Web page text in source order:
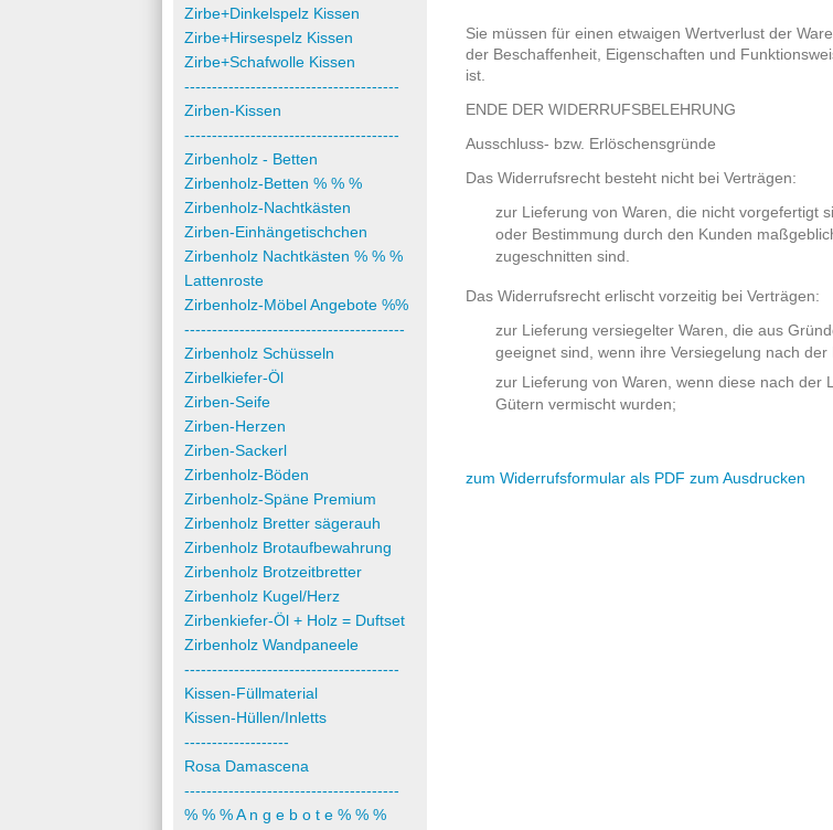
Zirbe+Dinkelspelz Kissen
Zirbe+Hirsespelz Kissen
Zirbe+Schafwolle Kissen
---------------------------------------
Zirben-Kissen
---------------------------------------
Zirbenholz - Betten
Zirbenholz-Betten % % %
Zirbenholz-Nachtkästen
Zirben-Einhängetischchen
Zirbenholz Nachtkästen % % %
Lattenroste
Zirbenholz-Möbel Angebote %%
----------------------------------------
Zirbenholz Schüsseln
Zirbelkiefer-Öl
Zirben-Seife
Zirben-Herzen
Zirben-Sackerl
Zirbenholz-Böden
Zirbenholz-Späne Premium
Zirbenholz Bretter sägerauh
Zirbenholz Brotaufbewahrung
Zirbenholz Brotzeitbretter
Zirbenholz Kugel/Herz
Zirbenkiefer-Öl + Holz = Duftset
Zirbenholz Wandpaneele
---------------------------------------
Kissen-Füllmaterial
Kissen-Hüllen/Inletts
-------------------
Rosa Damascena
---------------------------------------
% % % A n g e b o t e % % %
Sie müssen für einen etwaigen Wertverlust der
der Beschaffenheit, Eigenschaften und
ist.
ENDE DER WIDERRUFSBELEHRUNG
Ausschluss- bzw. Erlöschensgründe
Das Widerrufsrecht besteht nicht bei Verträgen:
zur Lieferung von Waren, die nicht vorgefertigt
oder Bestimmung durch den Kunden
zugeschnitten sind.
Das Widerrufsrecht erlischt vorzeitig bei Verträgen:
zur Lieferung versiegelter Waren, die aus
geeignet sind, wenn ihre Versiegelung nach
zur Lieferung von Waren, wenn diese nach
Gütern vermischt wurden;
zum Widerrufsformular als PDF zum Ausdrucken